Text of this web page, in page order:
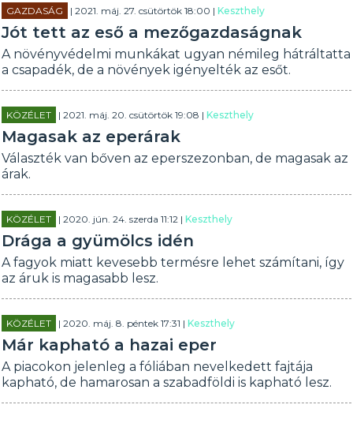
GAZDASÁG | 2021. máj. 27. csütörtök 18:00 |Keszthely
Jót tett az eső a mezőgazdaságnak
A növényvédelmi munkákat ugyan némileg hátráltatta
a csapadék, de a növények igényelték az esőt.
KÖZÉLET | 2021. máj. 20. csütörtök 19:08 |Keszthely
Magasak az eperárak
Választék van bőven az eperszezonban, de magasak az
árak.
KÖZÉLET | 2020. jún. 24. szerda 11:12 |Keszthely
Drága a gyümölcs idén
A fagyok miatt kevesebb termésre lehet számítani, így
az áruk is magasabb lesz.
KÖZÉLET | 2020. máj. 8. péntek 17:31 |Keszthely
Már kapható a hazai eper
A piacokon jelenleg a fóliában nevelkedett fajtája
kapható, de hamarosan a szabadföldi is kapható lesz.